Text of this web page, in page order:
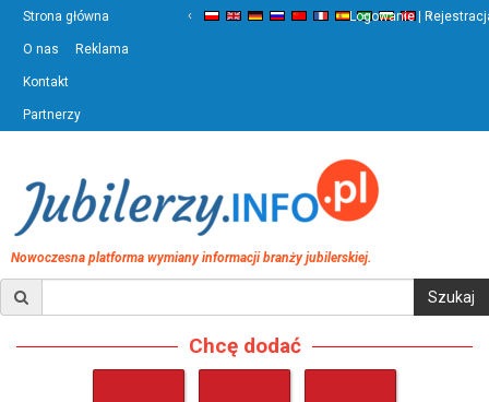
Strona główna
O nas Reklama
Kontakt
Partnerzy
‹ ›
Logowanie |
Nowoczesna platforma wymiany informacji branży jubilerskiej.
Chcę dodać